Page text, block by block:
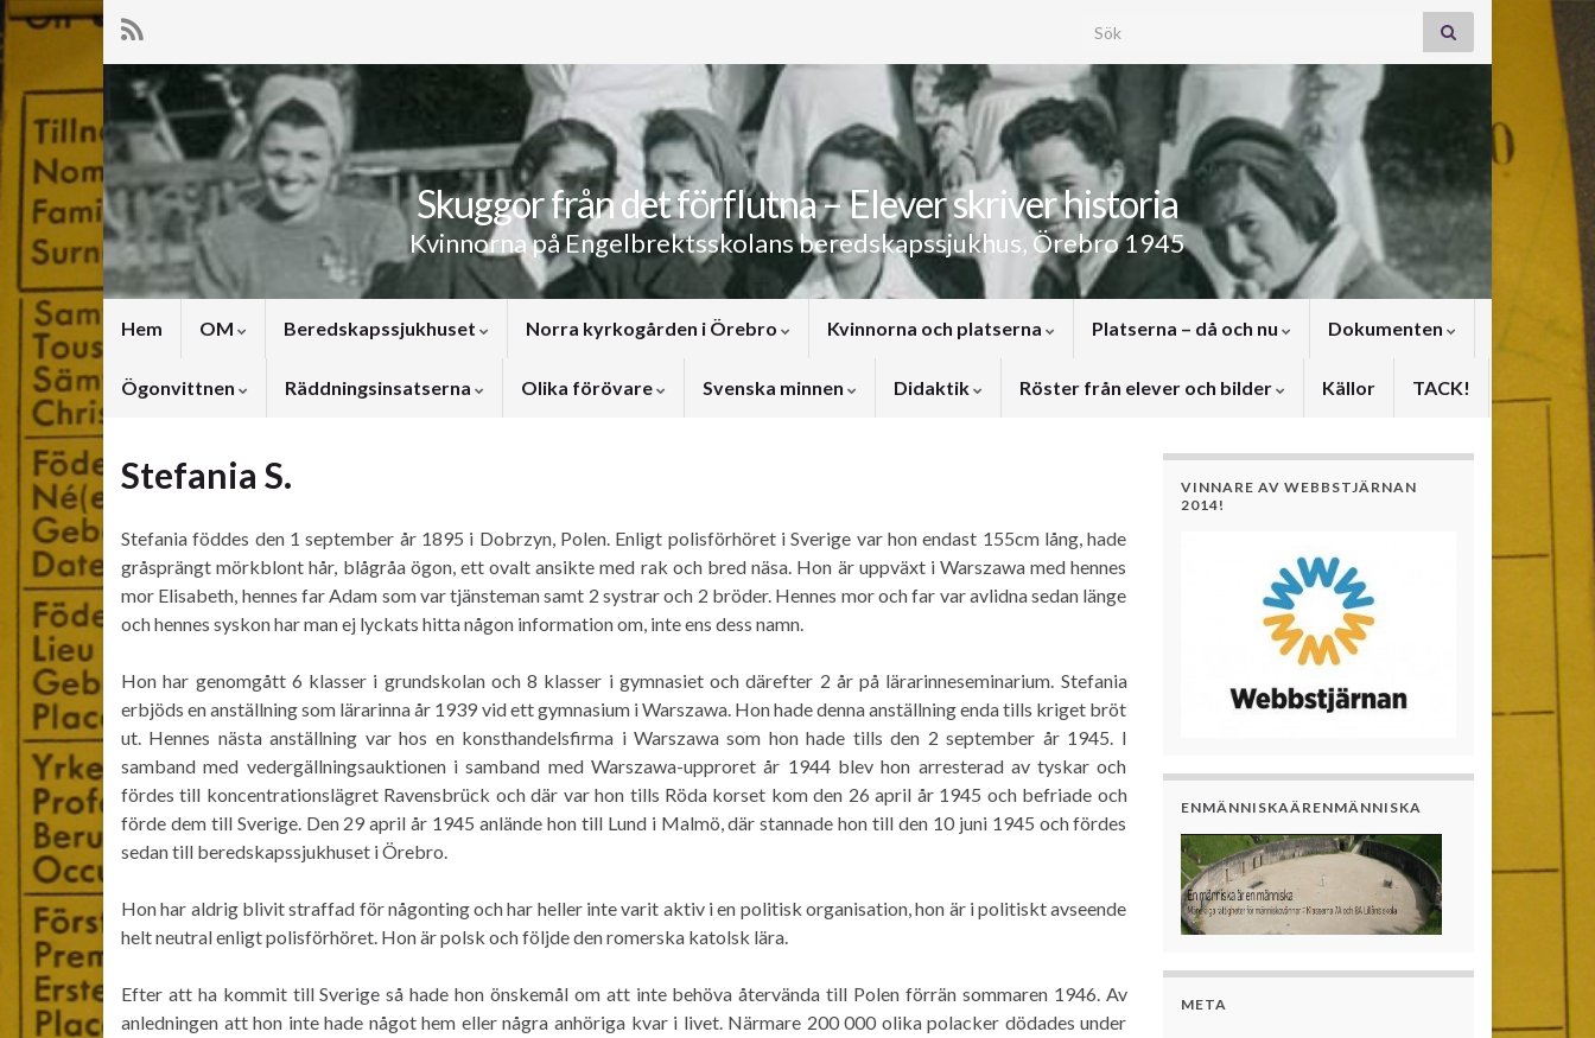
Search for:
Skuggor från det förflutna – Elever skriver historia
Kvinnorna på Engelbrektsskolans beredskapssjukhus, Örebro 1945
Hem OM Beredskapssjukhuset Norra kyrkogården i Örebro Kvinnorna och platserna Platserna – då och nu Dokumenten
Ögonvittnen Räddningsinsatserna Olika förövare Svenska minnen Didaktik Röster från elever och bilder Källor TACK!
Stefania S.
Stefania föddes den 1 september år 1895 i Dobrzyn, Polen. Enligt polisförhöret i Sverige var hon endast 155cm lång, hade
gråsprängt mörkblont hår, blågråa ögon, ett ovalt ansikte med rak och bred näsa. Hon är uppväxt i Warszawa med hennes
mor Elisabeth, hennes far Adam som var tjänsteman samt 2 systrar och 2 bröder. Hennes mor och far var avlidna sedan länge
och hennes syskon har man ej lyckats hitta någon information om, inte ens dess namn.
Hon har genomgått 6 klasser i grundskolan och 8 klasser i gymnasiet och därefter 2 år på lärarinneseminarium. Stefania
erbjöds en anställning som lärarinna år 1939 vid ett gymnasium i Warszawa. Hon hade denna anställning enda tills kriget bröt
ut. Hennes nästa anställning var hos en konsthandelsfirma i Warszawa som hon hade tills den 2 september år 1945. I
samband med vedergällningsauktionen i samband med Warszawa-upproret år 1944 blev hon arresterad av tyskar och
fördes till koncentrationslägret Ravensbrück och där var hon tills Röda korset kom den 26 april år 1945 och befriade och
förde dem till Sverige. Den 29 april år 1945 anlände hon till Lund i Malmö, där stannade hon till den 10 juni 1945 och fördes
sedan till beredskapssjukhuset i Örebro.
Hon har aldrig blivit straffad för någonting och har heller inte varit aktiv i en politisk organisation, hon är i politiskt avseende
helt neutral enligt polisförhöret. Hon är polsk och följde den romerska katolsk lära.
Efter att ha kommit till Sverige så hade hon önskemål om att inte behöva återvända till Polen förrän sommaren 1946. Av
anledningen att hon inte hade något hem eller några anhöriga kvar i livet. Närmare 200 000 olika polacker dödades under
VINNARE AV WEBBSTJÄRNAN
2014!
ENMÄNNISKAÄRENMÄNNISKA
META